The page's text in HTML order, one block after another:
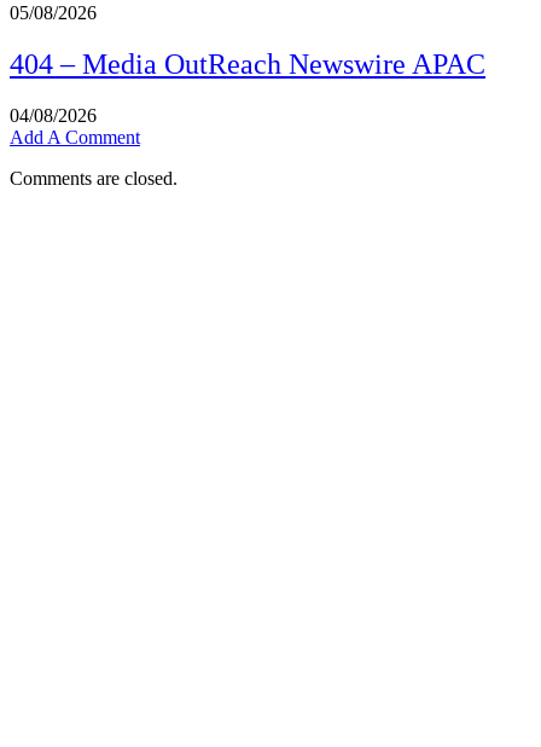
05/08/2026
404 – Media OutReach Newswire APAC
04/08/2026
Add A Comment
Comments are closed.